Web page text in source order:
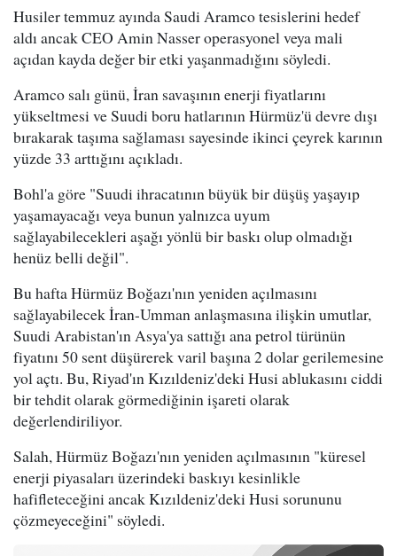
Husiler temmuz ayında Saudi Aramco tesislerini hedef
aldı ancak CEO Amin Nasser operasyonel veya mali
açıdan kayda değer bir etki yaşanmadığını söyledi.
Aramco salı günü, İran savaşının enerji fiyatlarını
yükseltmesi ve Suudi boru hatlarının Hürmüz'ü devre dışı
bırakarak taşıma sağlaması sayesinde ikinci çeyrek karının
yüzde 33 arttığını açıkladı.
Bohl'a göre "Suudi ihracatının büyük bir düşüş yaşayıp
yaşamayacağı veya bunun yalnızca uyum
sağlayabilecekleri aşağı yönlü bir baskı olup olmadığı
henüz belli değil".
Bu hafta Hürmüz Boğazı'nın yeniden açılmasını
sağlayabilecek İran-Umman anlaşmasına ilişkin umutlar,
Suudi Arabistan'ın Asya'ya sattığı ana petrol türünün
fiyatını 50 sent düşürerek varil başına 2 dolar gerilemesine
yol açtı. Bu, Riyad'ın Kızıldeniz'deki Husi ablukasını ciddi
bir tehdit olarak görmediğinin işareti olarak
değerlendiriliyor.
Salah, Hürmüz Boğazı'nın yeniden açılmasının "küresel
enerji piyasaları üzerindeki baskıyı kesinlikle
hafifleteceğini ancak Kızıldeniz'deki Husi sorununu
çözmeyeceğini" söyledi.